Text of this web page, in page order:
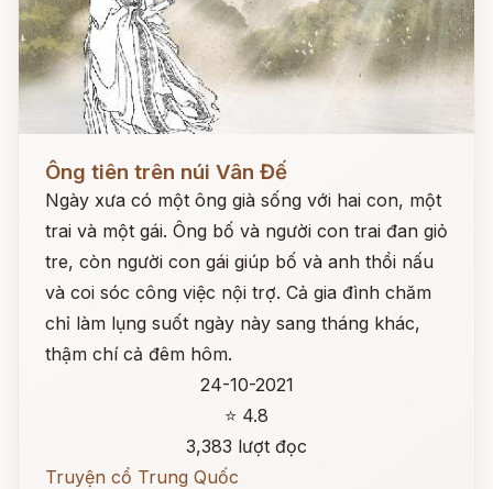
Đọc ngay
Ông tiên trên núi Vân Đế
Ngày xưa có một ông già sống với hai con, một
trai và một gái. Ông bố và người con trai đan giỏ
tre, còn người con gái giúp bố và anh thổi nấu
và coi sóc công việc nội trợ. Cả gia đình chăm
chỉ làm lụng suốt ngày này sang tháng khác,
thậm chí cả đêm hôm.
24-10-2021
⭐ 4.8
3,383 lượt đọc
Truyện cổ Trung Quốc